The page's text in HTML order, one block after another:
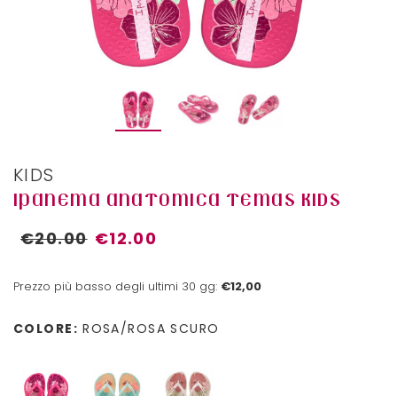
KIDS
IPANEMA ANATOMICA TEMAS KIDS
€20.00 €12.00
Prezzo più basso degli ultimi 30 gg: €12,00
COLORE: ROSA/ROSA SCURO